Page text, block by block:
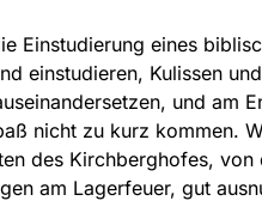
Einstudierung eines
einstudieren, Kulissen
und am
nicht zu kurz kommen.
des Kirchberghofes,
am Lagerfeuer, gut